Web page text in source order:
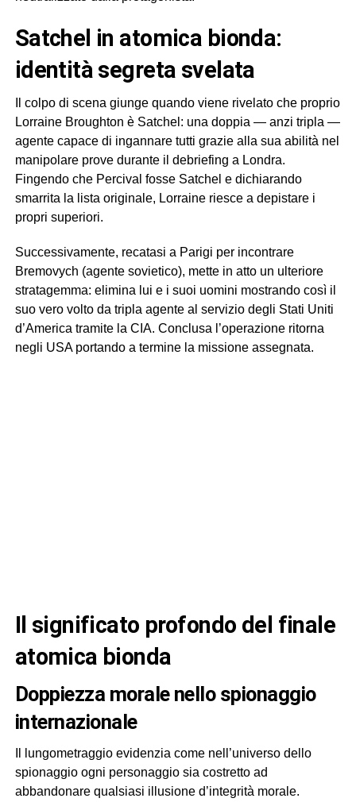
satchel in atomica bionda:
identità segreta svelata
Il colpo di scena giunge quando viene rivelato che proprio
Lorraine Broughton è Satchel: una doppia — anzi tripla —
agente capace di ingannare tutti grazie alla sua abilità nel
manipolare prove durante il debriefing a Londra.
Fingendo che Percival fosse Satchel e dichiarando
smarrita la lista originale, Lorraine riesce a depistare i
propri superiori.
Successivamente, recatasi a Parigi per incontrare
Bremovych (agente sovietico), mette in atto un ulteriore
stratagemma: elimina lui e i suoi uomini mostrando così il
suo vero volto da tripla agente al servizio degli Stati Uniti
d’America tramite la CIA. Conclusa l’operazione ritorna
negli USA portando a termine la missione assegnata.
il significato profondo del finale
atomica bionda
doppiezza morale nello spionaggio
internazionale
Il lungometraggio evidenzia come nell’universo dello
spionaggio ogni personaggio sia costretto ad
abbandonare qualsiasi illusione d’integrità morale.